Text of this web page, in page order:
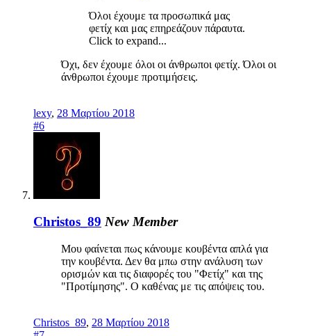
Όλοι έχουμε τα προσωπικά μας
φετίχ και μας επηρεάζουν πάραυτα.
Click to expand...
Όχι, δεν έχουμε όλοι οι άνθρωποι φετίχ. Όλοι οι
άνθρωποι έχουμε προτιμήσεις.
lexy, 28 Μαρτίου 2018
#6
Christos_89 New Member
Μου φαίνεται πως κάνουμε κουβέντα απλά για
την κουβέντα. Δεν θα μπω στην ανάλυση των
ορισμών και τις διαφορές του "Φετίχ" και της
"Προτίμησης". Ο καθένας με τις απόψεις του.
Christos_89, 28 Μαρτίου 2018